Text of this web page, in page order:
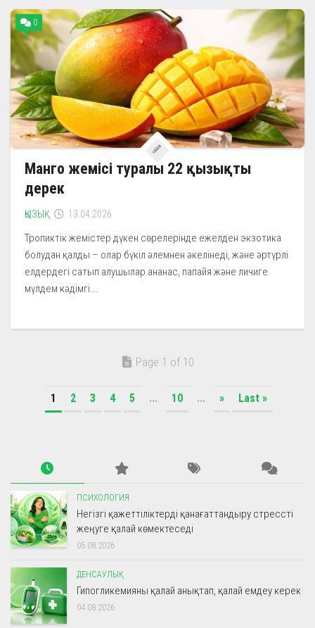
0
Манго жемісі туралы 22 қызықты
дерек
ҚЫЗЫҚ 13.04.2026
Тропиктік жемістер дүкен сөрелерінде ежелден экзотика
болудан қалды – олар бүкіл әлемнен әкелінеді, және әртүрлі
елдердегі сатып алушылар ананас, папайя және личиге
мүлдем кәдімгі...
Page 1 of 10
1 2 3 4 5 ... 10 ... » Last »
ПСИХОЛОГИЯ
Негізгі қажеттіліктерді қанағаттандыру стрессті
жеңуге қалай көмектеседі
05.08.2026
ДЕНСАУЛЫҚ
Гипогликемияны қалай анықтап, қалай емдеу керек
04.08.2026